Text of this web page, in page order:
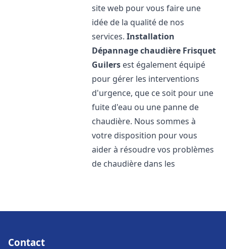
site web pour vous faire une
idée de la qualité de nos
services.Installation
Dépannage chaudière Frisquet
Guilers est également équipé
pour gérer les interventions
d'urgence, que ce soit pour une
fuite d'eau ou une panne de
chaudière. Nous sommes à
votre disposition pour vous
aider à résoudre vos problèmes
de chaudière dans les
Contact